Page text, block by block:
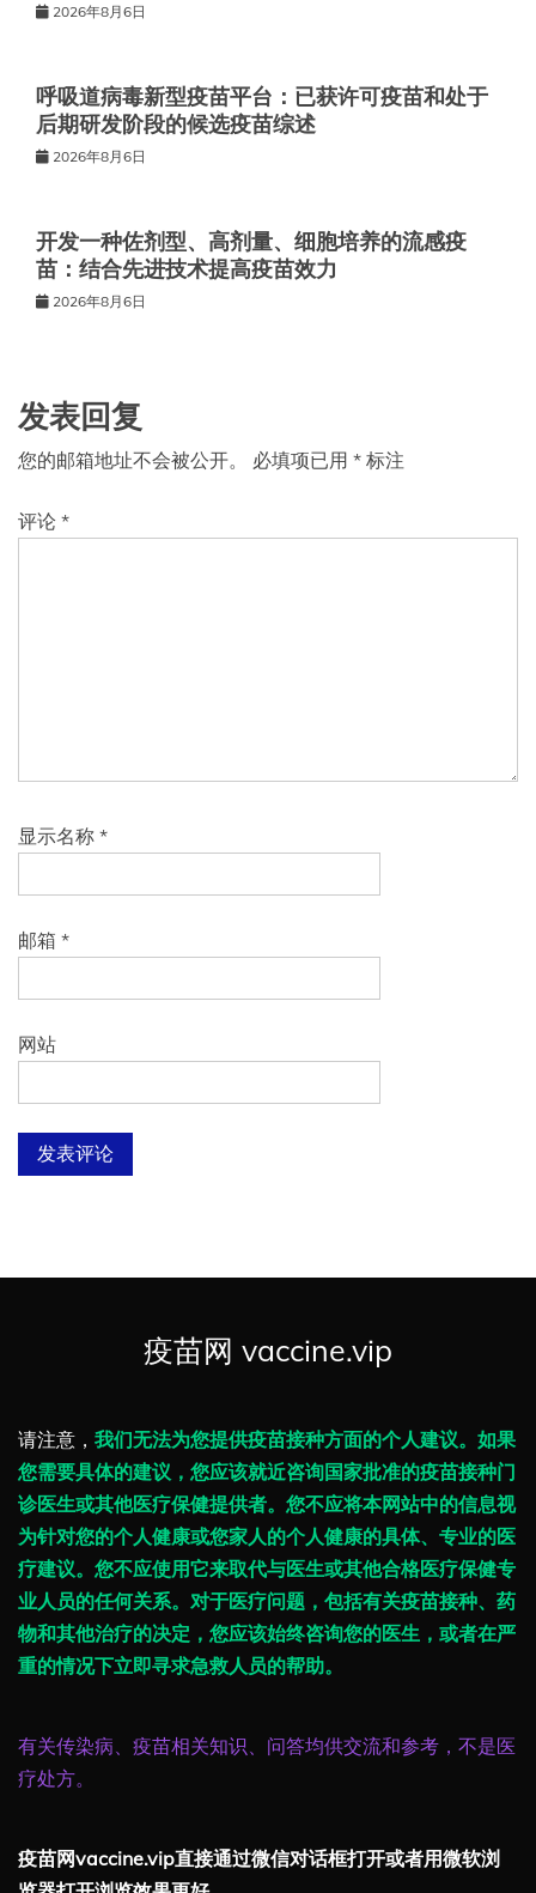
2026年8月6日
呼吸道病毒新型疫苗平台：已获许可疫苗和处于
后期研发阶段的候选疫苗综述
2026年8月6日
开发一种佐剂型、高剂量、细胞培养的流感疫
苗：结合先进技术提高疫苗效力
2026年8月6日
发表回复
您的邮箱地址不会被公开。 必填项已用 * 标注
评论 *
显示名称 *
邮箱 *
网站
疫苗网 vaccine.vip
请注意， 我们无法为您提供疫苗接种方面的个人建议。如果
您需要具体的建议，您应该就近咨询国家批准的疫苗接种门
诊医生或其他医疗保健提供者。您不应将本网站中的信息视
为针对您的个人健康或您家人的个人健康的具体、专业的医
疗建议。您不应使用它来取代与医生或其他合格医疗保健专
业人员的任何关系。对于医疗问题，包括有关疫苗接种、药
物和其他治疗的决定，您应该始终咨询您的医生，或者在严
重的情况下立即寻求急救人员的帮助。
有关传染病、疫苗相关知识、问答均供交流和参考，不是医
疗处方。
疫苗网vaccine.vip直接通过微信对话框打开或者用微软浏